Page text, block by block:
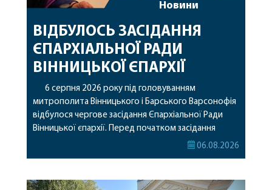
Новини
ВІДБУЛОСЬ ЗАСІДАННЯ
ЄПАРХІАЛЬНОЇ РАДИ
ВІННИЦЬКОЇ ЄПАРХІЇ
6 серпня 2026 року під головуванням
митрополита Вінницького і Барського Варсонофія
відбулося чергове засідання Єпархіальної Ради
Вінницької єпархії. Перед початком засідання
секретар Єпархіальної Ради від імені членів Ради
побажавши йому міцного здоров’я, Божої
06.08.2026